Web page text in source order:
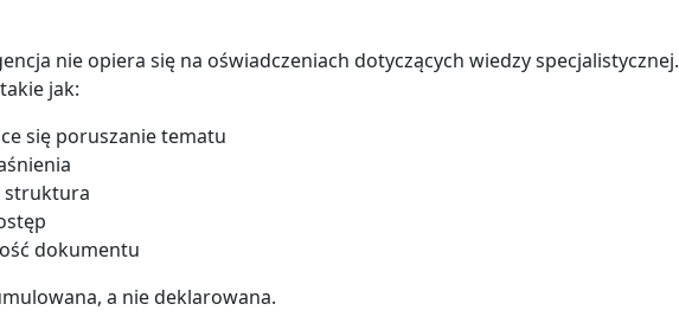
nie opiera się na oświadczeniach dotyczących wiedzy specjalistycznej.
jak:
się poruszanie tematu
struktura
dokumentu
a nie deklarowana.